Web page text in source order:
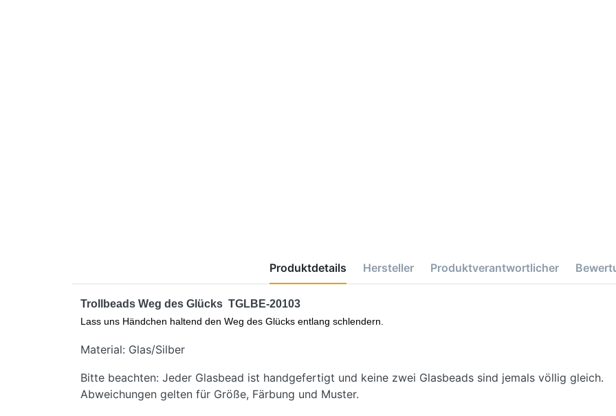
Produktdetails Hersteller Produktverantwortlicher
Trollbeads Weg des Glücks TGLBE-20103
Lass uns Händchen haltend den Weg des Glücks entlang schlendern.
Material: Glas/Silber
Bitte beachten: Jeder Glasbead ist handgefertigt und keine zwei Glasbeads sind jemals völlig gleich.
Abweichungen gelten für Größe, Färbung und Muster.